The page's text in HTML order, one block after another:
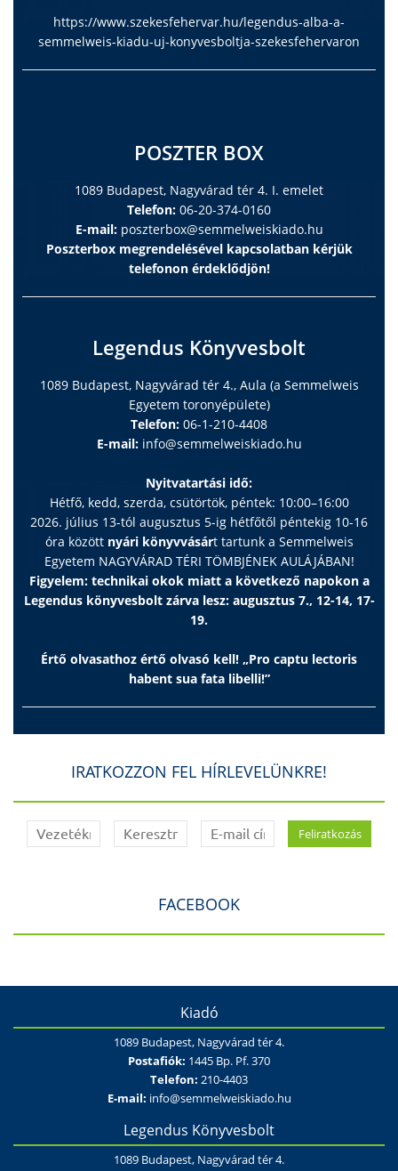
https://www.szekesfehervar.hu/legendus-alba-a-
semmelweis-kiadu-uj-konyvesboltja-szekesfehervaron
POSZTER BOX
1089 Budapest, Nagyvárad tér 4. I. emelet
Telefon: 06-20-374-0160
E-mail: poszterbox@semmelweiskiado.hu
Poszterbox megrendelésével kapcsolatban kérjük
telefonon érdeklődjön!
Legendus Könyvesbolt
1089 Budapest, Nagyvárad tér 4., Aula (a Semmelweis
Egyetem toronyépülete)
Telefon: 06-1-210-4408
E-mail: info@semmelweiskiado.hu
Nyitvatartási idő:
Hétfő, kedd, szerda, csütörtök, péntek: 10:00–16:00
2026. július 13-tól augusztus 5-ig hétfőtől péntekig 10-16
óra között nyári könyvvásárt tartunk a Semmelweis
Egyetem NAGYVÁRAD TÉRI TÖMBJÉNEK AULÁJÁBAN!
Figyelem: technikai okok miatt a következő napokon a
Legendus könyvesbolt zárva lesz: augusztus 7., 12-14, 17-
19.
Értő olvasathoz értő olvasó kell! „Pro captu lectoris
habent sua fata libelli!”
IRATKOZZON FEL HÍRLEVELÜNKRE!
FACEBOOK
Kiadó
1089 Budapest, Nagyvárad tér 4.
Postafiók: 1445 Bp. Pf. 370
Telefon: 210-4403
E-mail: info@semmelweiskiado.hu
Legendus Könyvesbolt
1089 Budapest, Nagyvárad tér 4.